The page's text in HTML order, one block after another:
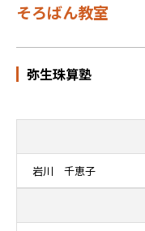
そろばん教室
弥生珠算塾
岩川 千恵子